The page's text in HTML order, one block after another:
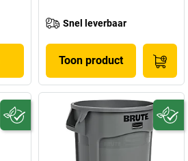
Snel leverbaar
Toon product